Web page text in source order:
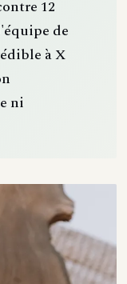
12
de
à X
ni